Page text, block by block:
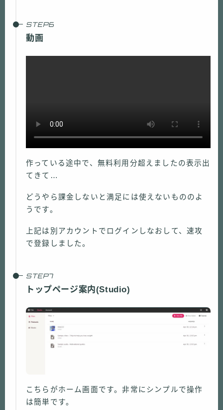
動画
作っている途中で、無料利用分超えましたの表示出
てきて…
どうやら課金しないと満足には使えないもののよ
うです。
上記は別アカウントでログインしなおして、速攻
で登録しました。
トップページ案内(Studio)
こちらがホーム画面です。非常にシンプルで操作
は簡単です。